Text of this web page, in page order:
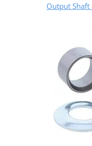
Output Shaft